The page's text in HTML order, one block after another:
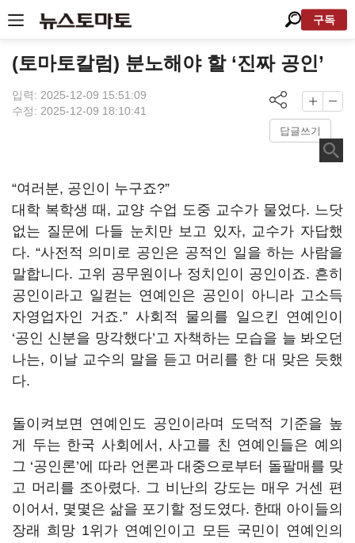
구독
(토마토칼럼) 분노해야 할 ‘진짜 공인’
입력: 2025-12-09 15:51:09
수정: 2025-12-09 18:10:41
답글쓰기
“여러분, 공인이 누구죠?”
대학 복학생 때, 교양 수업 도중 교수가 물었다. 느닷
없는 질문에 다들 눈치만 보고 있자, 교수가 자답했
다. “사전적 의미로 공인은 공적인 일을 하는 사람을
말합니다. 고위 공무원이나 정치인이 공인이죠. 흔히
공인이라고 일컫는 연예인은 공인이 아니라 고소득
자영업자인 거죠.” 사회적 물의를 일으킨 연예인이
‘공인 신분을 망각했다’고 자책하는 모습을 늘 봐오던
나는, 이날 교수의 말을 듣고 머리를 한 대 맞은 듯했
다.
돌이켜보면 연예인도 공인이라며 도덕적 기준을 높
게 두는 한국 사회에서, 사고를 친 연예인들은 예의
그 ‘공인론’에 따라 언론과 대중으로부터 돌팔매를 맞
고 머리를 조아렸다. 그 비난의 강도는 매우 거센 편
이어서, 몇몇은 삶을 포기할 정도였다. 한때 아이들의
장래 희망 1위가 연예인이고 모든 국민이 연예인의